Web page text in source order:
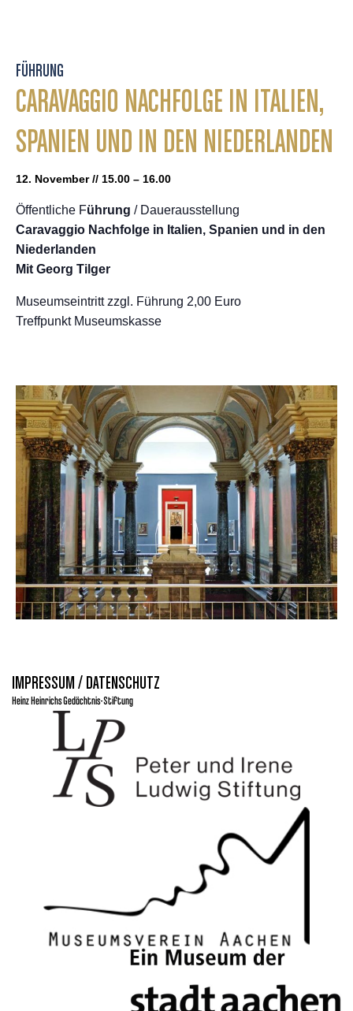
FÜHRUNG
CARAVAGGIO NACHFOLGE IN ITALIEN,
SPANIEN UND IN DEN NIEDERLANDEN
12. November // 15.00 – 16.00
Öffentliche Führung / Dauerausstellung
Caravaggio Nachfolge in Italien, Spanien und in den
Niederlanden
Mit Georg Tilger
Museumseintritt zzgl. Führung 2,00 Euro
Treffpunkt Museumskasse
IMPRESSUM / DATENSCHUTZ
Heinz Heinrichs Gedächtnis-Stiftung